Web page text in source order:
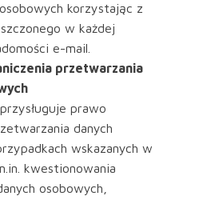
korzystając z
w każdej
e-mail.
przetwarzania
prawo
danych
wskazanych w
kwestionowania
osobowych,